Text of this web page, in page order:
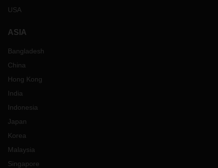
USA
ASIA
Bangladesh
China
Hong Kong
India
Indonesia
Japan
Korea
Malaysia
Singapore